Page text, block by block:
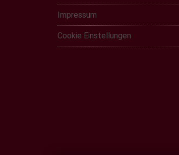
Impressum
Cookie Einstellungen